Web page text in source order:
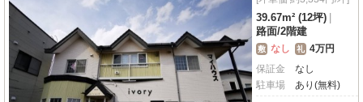
39.67m² (12坪)
路面/2階建
敷 なし 礼 4万円
保証金
なし
駐車場
あり(無料)